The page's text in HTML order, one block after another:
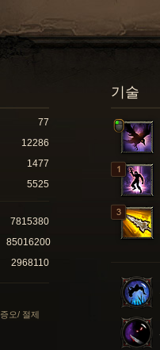
기술
77
12286
1477
5525
7815380
85016200
2968110
증오/ 절제